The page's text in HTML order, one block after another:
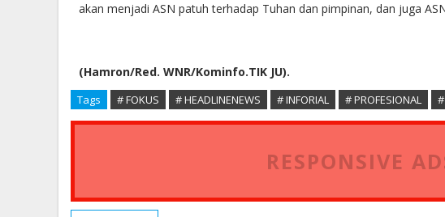
akan menjadi ASN patuh terhadap Tuhan dan pimpinan, dan juga
(Hamron/Red. WNR/Kominfo.TIK JU).
Tags # FOKUS # HEADLINENEWS # INFORIAL # PROFESIONAL
RESPONSIVE